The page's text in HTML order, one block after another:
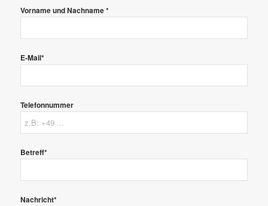
Vorname und Nachname *
E-Mail*
Telefonnummer
Betreff*
Nachricht*